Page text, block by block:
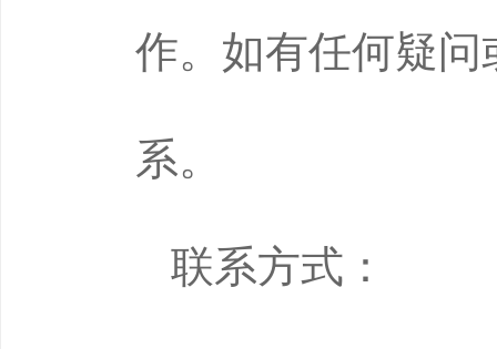
作。如有任何疑
系。
联系方式：